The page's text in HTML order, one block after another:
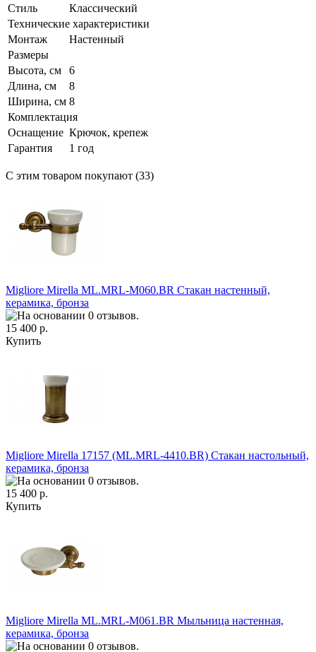
Стиль
Классический
Технические характеристики
Монтаж
Настенный
Размеры
Высота, см
6
Длина, см
8
Ширина, см 8
Комплектация
Оснащение Крючок, крепеж
Гарантия
1 год
С этим товаром покупают (33)
Migliore Mirella ML.MRL-M060.BR Cтакан настенный,
керамика, бронза
15 400 р.
Купить
Migliore Mirella 17157 (ML.MRL-4410.BR) Cтакан настольный,
керамика, бронза
15 400 р.
Купить
Migliore Mirella ML.MRL-M061.BR Mыльница настенная,
керамика, бронза